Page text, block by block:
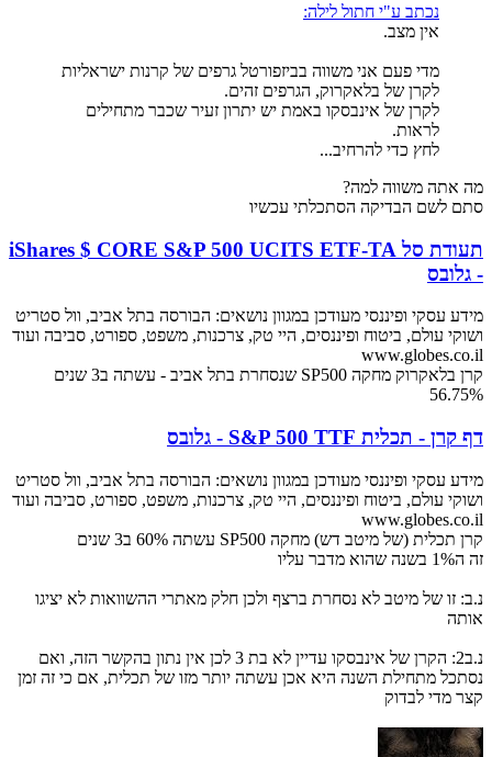
נכתב ע"י חתול לילה:
אין מצב.
מדי פעם אני משווה בביזפורטל גרפים של קרנות ישראליות
לקרן של בלאקרוק, הגרפים זהים.
לקרן של אינבסקו באמת יש יתרון זעיר שכבר מתחילים
לראות.
לחץ כדי להרחיב...
מה אתה משווה למה?
סתם לשם הבדיקה הסתכלתי עכשיו
תעודת סל iShares $ CORE S&P 500 UCITS ETF-TA
- גלובס
מידע עסקי ופיננסי מעודכן במגוון נושאים: הבורסה בתל אביב, וול סטריט
ושוקי עולם, ביטוח ופיננסים, היי טק, צרכנות, משפט, ספורט, סביבה ועוד
www.globes.co.il
קרן בלאקרוק מחקה SP500 שנסחרת בתל אביב - עשתה ב3 שנים
56.75%
דף קרן - תכלית S&P 500 TTF - גלובס
מידע עסקי ופיננסי מעודכן במגוון נושאים: הבורסה בתל אביב, וול סטריט
ושוקי עולם, ביטוח ופיננסים, היי טק, צרכנות, משפט, ספורט, סביבה ועוד
www.globes.co.il
קרן תכלית (של מיטב דש) מחקה SP500 עשתה 60% ב3 שנים
זה ה1% בשנה שהוא מדבר עליו
נ.ב: זו של מיטב לא נסחרת ברצף ולכן חלק מאתרי ההשוואות לא יציגו
אותה
נ.ב2: הקרן של אינבסקו עדיין לא בת 3 לכן אין נתון בהקשר הזה, ואם
נסתכל מתחילת השנה היא אכן עשתה יותר מזו של תכלית, אם כי זה זמן
קצר מדי לבדוק